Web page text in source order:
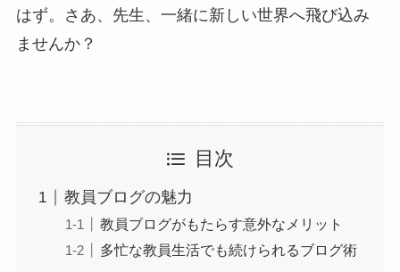
はず。さあ、先生、一緒に新しい世界へ飛び込み
ませんか？
目次
教員ブログの魅力
教員ブログがもたらす意外なメリット
多忙な教員生活でも続けられるブログ術